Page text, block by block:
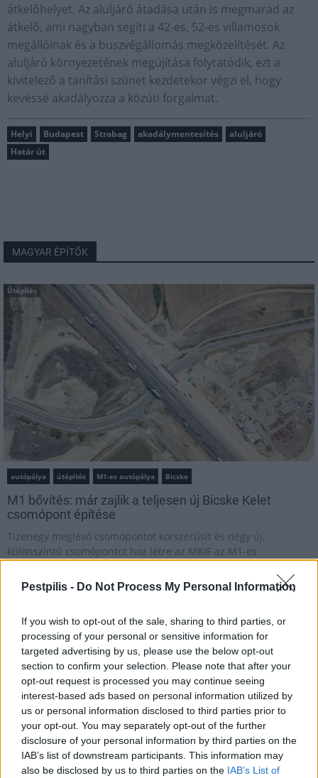
Pestpilis - Do Not Process My Personal Information
If you wish to opt-out of the sale, sharing to third parties, or
processing of your personal or sensitive information for
targeted advertising by us, please use the below opt-out
section to confirm your selection. Please note that after your
opt-out request is processed you may continue seeing
interest-based ads based on personal information utilized by
us or personal information disclosed to third parties prior to
your opt-out. You may separately opt-out of the further
disclosure of your personal information by third parties on the
IAB’s list of downstream participants. This information may
also be disclosed by us to third parties on the IAB’s List of
átkelőhelyet. Az aluljáró átadása után is megmarad az
átkelő, ami nagyban segíti a 42-es, 52-es villamosok
megállóinak és a buszvégállomás megközelítését. Az
aluljáró környezetének megújítása folytatódik, ezt a
kivitelező a tanítási szünet kezdetekor végzi el, hogy
kevéssé akadályozza a közúti forgalmat.
Helyi Budapest Strabag akadálymentesítés
aluljáró
Határ út
MAGYAR ÉPÍTŐK
Útépítés
autópálya útépítés M1-es autópálya Bicske
M1 bővítés: már zajlik a teljesen új Bicske Kelet
csomópont építése
Tizenegy meglévő csomópontot korszerűsít és négy új,
különszintű csomópontot hoz létre az MKIF az M1-es
Másfélszeresére bővítik
Hódmezővásárhely jó hírű református
iskoláját
Látványos építési szakasz indult be a
Flórián téri felüljárón